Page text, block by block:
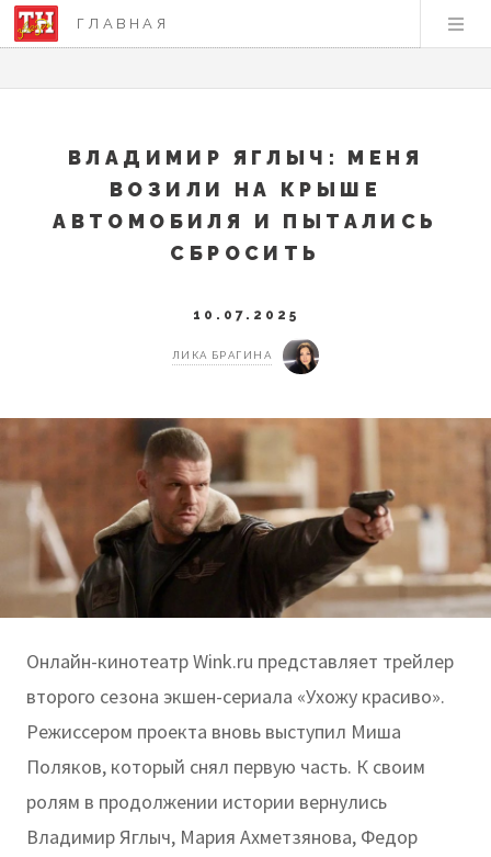
ГЛАВНАЯ
ВЛАДИМИР ЯГЛЫЧ: МЕНЯ
ВОЗИЛИ НА КРЫШЕ
АВТОМОБИЛЯ И ПЫТАЛИСЬ
СБРОСИТЬ
10.07.2025
ЛИКА БРАГИНА
Онлайн-кинотеатр Wink.ru представляет трейлер
второго сезона экшен-сериала «Ухожу красиво».
Режиссером проекта вновь выступил Миша
Поляков, который снял первую часть. К своим
ролям в продолжении истории вернулись
Владимир Яглыч, Мария Ахметзянова, Федор